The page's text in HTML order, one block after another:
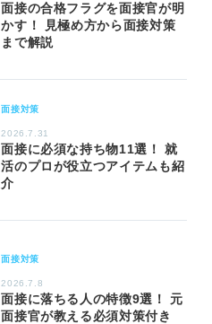
面接の合格フラグを面接官が明
かす！ 見極め方から面接対策
まで解説
面接対策
2026.7.31
面接に必須な持ち物11選！ 就
活のプロが役立つアイテムも紹
介
面接対策
2026.7.8
面接に落ちる人の特徴9選！ 元
面接官が教える必須対策付き